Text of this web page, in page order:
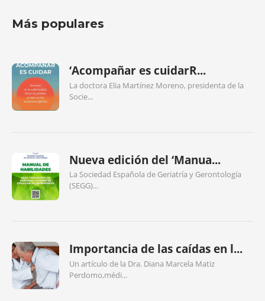
Más populares
‘Acompañar es cuidarR...
La doctora Elia Martínez Moreno, presidenta de la
Socie...
Nueva edición del ‘Manua...
La Sociedad Española de Geriatría y Gerontología
(SEGG)...
Importancia de las caídas en l...
Un artículo de la Dra. Diana Marcela Matiz
Perdomo,médi...